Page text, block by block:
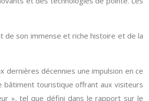
de son immense et riche histoire et de la
dernières décennies une impulsion en ce
bâtiment touristique offrant aux visiteurs
», tel que défini dans le rapport sur le